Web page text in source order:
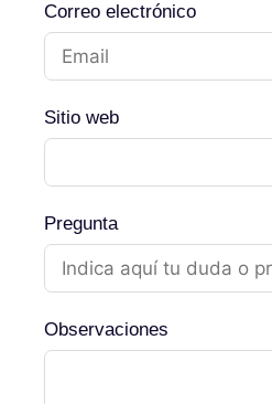
Correo electrónico
Sitio web
Pregunta
Observaciones